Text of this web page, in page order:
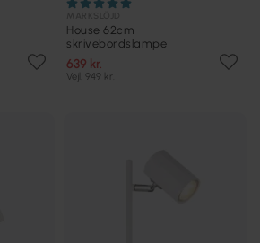
House 62cm
skrivebordslampe
639 kr.
Vejl. 949 kr.